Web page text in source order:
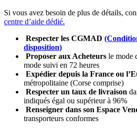
Si vous avez besoin de plus de détails,
centre d’aide dédié.
Respecter les CGMAD
disposition)
Proposer aux Acheteurs le mode
mode suivi en 72 heures
Expédier depuis la France ou
métropolitaine (Corse comprise)
Respecter un taux de livraison
indiqués égal ou supérieur à 96%
Renseigner dans son Espace
transporteurs conformes